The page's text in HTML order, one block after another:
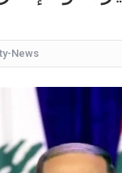
ماذا فعل ابن
بعد الضربة الإسرائيلية
جائزة
قُبل" بين مُشتركين في
اليسا ونانسي عجرم
News